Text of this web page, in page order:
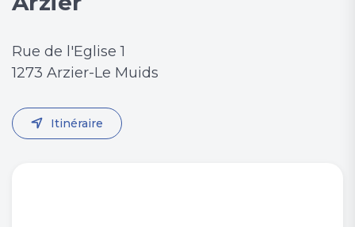
Rue de l'Eglise 1
1273 Arzier-Le Muids
Itinéraire